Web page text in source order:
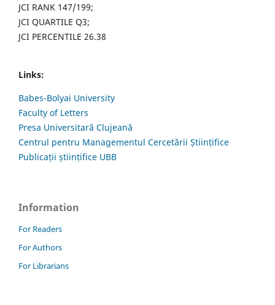
JCI RANK 147/199;
JCI QUARTILE Q3;
JCI PERCENTILE 26.38
Links:
Babes-Bolyai University
Faculty of Letters
Presa Universitară Clujeană
Centrul pentru Managementul Cercetării Științifice
Publicații științifice UBB
Information
For Readers
For Authors
For Librarians